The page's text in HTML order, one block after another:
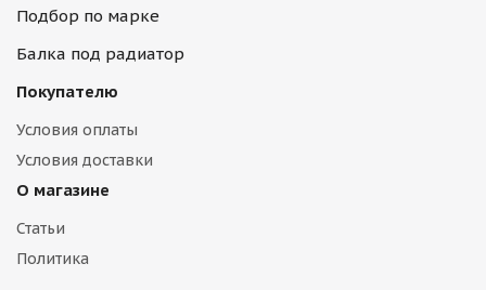
Подбор по марке
Балка под радиатор
Покупателю
Условия оплаты
Условия доставки
О магазине
Статьи
Политика